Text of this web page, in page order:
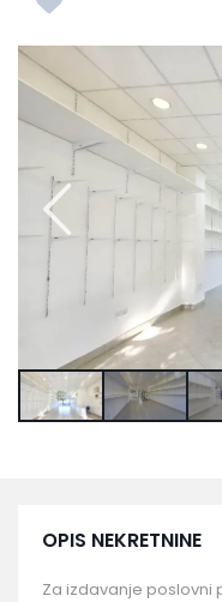
OPIS NEKRETNINE
Za izdavanje poslovni